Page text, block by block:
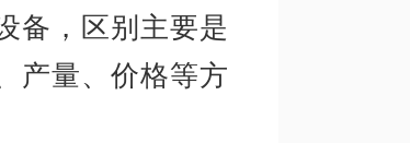
备，区别主要是
产量、价格等方